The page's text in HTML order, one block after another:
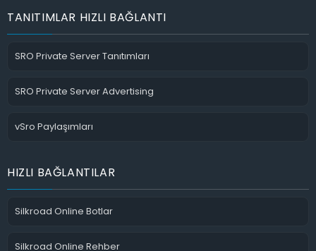
TANITIMLAR HIZLI BAĞLANTI
SRO Private Server Tanıtımları
SRO Private Server Advertising
vSro Paylaşımları
HIZLI BAĞLANTILAR
Silkroad Online Botlar
Silkroad Online Rehber